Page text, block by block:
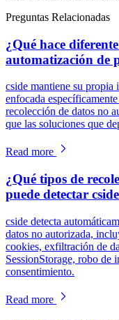
Preguntas Relacionadas
¿Qué hace
automatización de
cside mantiene su propia
enfocada
recolección de datos no
que las soluciones que
Read more
¿Qué tipos de
puede detectar
cside detecta
datos no autorizada,
cookies, exfiltración de
SessionStorage, robo de
consentimiento.
Read more